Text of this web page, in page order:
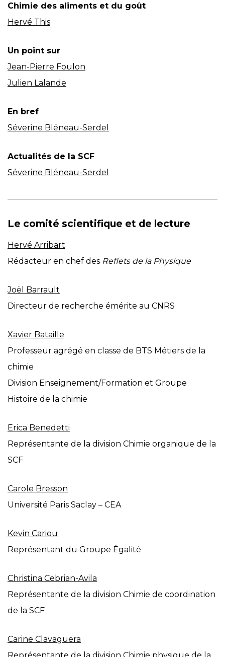
Chimie des aliments et du goût
Hervé This
Un point sur
Jean-Pierre Foulon
Julien Lalande
En bref
Séverine Bléneau-Serdel
Actualités de la SCF
Séverine Bléneau-Serdel
Le comité scientifique et de lecture
Hervé Arribart
Rédacteur en chef des Reflets de la Physique
Joël Barrault
Directeur de recherche émérite au CNRS
Xavier Bataille
Professeur agrégé en classe de BTS Métiers de la
chimie
Division Enseignement/Formation et Groupe
Histoire de la chimie
Erica Benedetti
Représentante de la division Chimie organique de la
SCF
Carole Bresson
Université Paris Saclay – CEA
Kevin Cariou
Représentant du Groupe Égalité
Christina Cebrian-Avila
Représentante de la division Chimie de coordination
de la SCF
Carine Clavaguera
Représentante de la division Chimie physique de la